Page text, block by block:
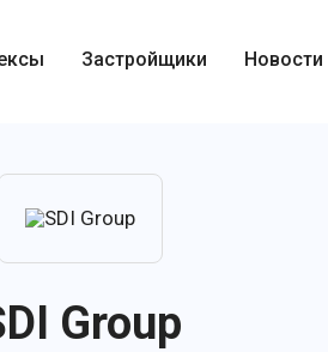
Застройщики Новости
Group